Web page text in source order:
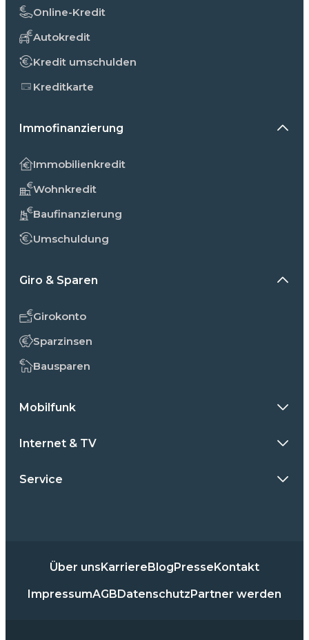
Online-Kredit
Autokredit
Kredit umschulden
Kreditkarte
Immofinanzierung
Immobilienkredit
Wohnkredit
Baufinanzierung
Umschuldung
Giro & Sparen
Girokonto
Sparzinsen
Bausparen
Mobilfunk
Internet & TV
Service
Über uns Karriere Blog Presse Kontakt
ImpressumAGB Datenschutz Partner werden